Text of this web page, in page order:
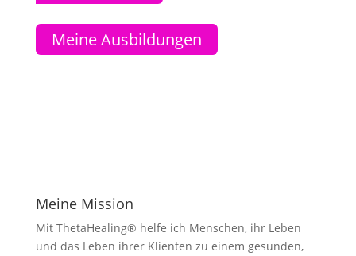
Meine Ausbildungen
Meine Mission
Mit ThetaHealing® helfe ich Menschen, ihr Leben
und das Leben ihrer Klienten zu einem gesunden,